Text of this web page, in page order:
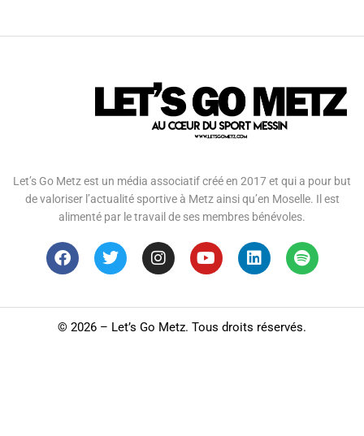
Let’s Go Metz est un média associatif créé en 2017 et qui a pour but
de valoriser l’actualité sportive à Metz ainsi qu’en Moselle. Il est
alimenté par le travail de ses membres bénévoles.
© 2026 – Let’s Go Metz. Tous droits réservés.